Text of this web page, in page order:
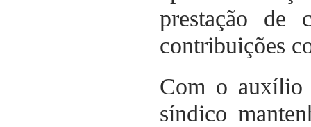
prestação de
contribuições
Com o auxílio
síndico